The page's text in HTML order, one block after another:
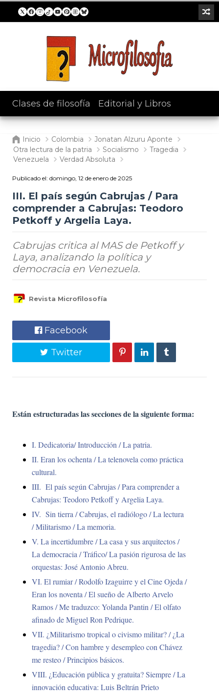
Clases de filosofía Editorial y Libros
Inicio Colombia
Jonatan Alzuru Aponte
Otra lectura de la patria
Socialismo
Tragedia
Venezuela
Verdad Absoluta
Publicado el: domingo, 12 de enero de 2025
III. El país según Cabrujas / Para
comprender a Cabrujas: Teodoro
Petkoff y Argelia Laya.
Cabrujas critica al MAS de Petkoff y
Laya, analizando la política y
democracia en Venezuela.
Revista Microfilosofía
Facebook
Twitter
Están estructuradas las secciones de la siguiente forma:
I. Dedicatoria/ Introducción / La patria.
II. Eran los ochenta / La telenovela como práctica
cultural.
III. El país según Cabrujas / Para comprender a
Cabrujas: Teodoro Petkoff y Argelia Laya.
IV. Sin tierra / Cabrujas, el radiólogo / La lectura
/ Militarismo / La memoria.
V. La incertidumbre / La casa y sus arquitectos /
La democracia / Tráfico/ La pasión rigurosa de las
orquestas: José Antonio Abreu.
VI. El rumiar / Rodolfo Izaguirre y el Cine Ojeda /
Eran los noventa / El sueño de Alberto Arvelo
Ramos / Me traduzco: Yolanda Pantin / El olfato
afinado de Miguel Ron Pedrique.
VII. ¿Militarismo tropical o civismo militar? / ¿La
tragedia? / Con hambre y desempleo con Chávez
me resteo / Principios básicos.
VIII. ¿Educación pública y gratuita? Siempre / La
innovación educativa: Luis Beltrán Prieto